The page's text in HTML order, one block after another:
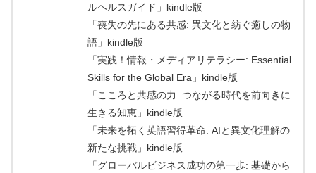
ルヘルスガイド」kindle版
「喪失の先にある共感: 異文化と紡ぐ癒しの物
語」kindle版
「実践！情報・メディアリテラシー: Essential
Skills for the Global Era」kindle版
「こころと共感の力: つながる時代を前向きに
生きる知恵」kindle版
「未来を拓く英語習得革命: AIと異文化理解の
新たな挑戦」kindle版
「グローバルビジネス成功の第一歩: 基礎から